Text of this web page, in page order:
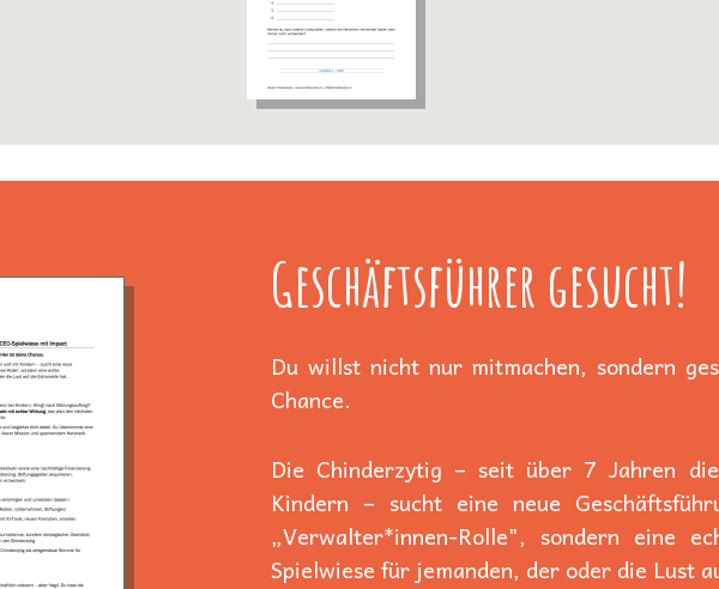
Geschäftsführer gesucht!
Du willst nicht nur mitmachen, sondern
Chance.
Die Chinderzytig – seit über 7 Jahren
Kindern – sucht eine neue
„Verwalter*innen-Rolle", sondern eine
Spielwiese für jemanden, der oder die Lust